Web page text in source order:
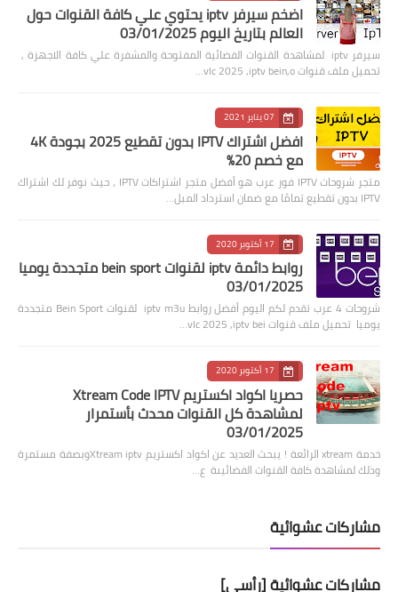
اضخم سيرفر iptv يحتوي علي كافة القنوات حول
العالم بتاريخ اليوم 03/01/2025
سيرفر iptv لمشاهدة القنوات الفضائية المفتوحة والمشفرة علي كافة الاجهزة ,
تحميل ملف قنوات vlc 2025 ,iptv bein,o…
07 يناير 2021
افضل اشتراك IPTV بدون تقطيع 2025 بجودة 4K
مع خصم 20%
متجر شروحات IPTV فور عرب هو أفضل متجر اشتراكات IPTV ، حيث نوفر لك اشتراك
IPTV بدون تقطيع تمامًا مع ضمان استرداد المبل…
17 أكتوبر 2020
روابط دائمة iptv لقنوات bein sport متجددة يوميا
03/01/2025
شروحات 4 عرب تقدم لكم اليوم أفضل روابط iptv m3u لقنوات Bein Sport متجددة
يوميا تحميل ملف قنوات vlc 2025 ,iptv bei…
17 أكتوبر 2020
حصريا اكواد اكستريم Xtream Code IPTV
لمشاهدة كل القنوات محدث بأستمرار
03/01/2025
خدمة xtream الرائعة ! يبحث العديد عن اكواد اكستريم Xtream iptvوبصفة مستمرة
وذلك لمشاهدة كافة القنوات الفضائيىة ع…
مشاركات عشوائية
مشاركات عشوائية [رأسي]